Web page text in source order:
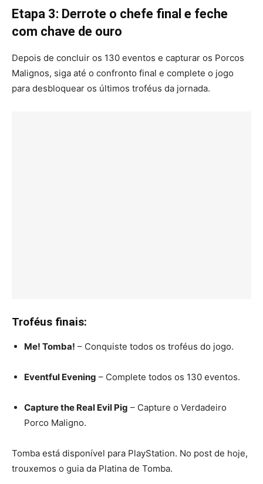
Etapa 3: Derrote o chefe final e feche
com chave de ouro
Depois de concluir os 130 eventos e capturar os Porcos
Malignos, siga até o confronto final e complete o jogo
para desbloquear os últimos troféus da jornada.
Troféus finais:
Me! Tomba! – Conquiste todos os troféus do jogo.
Eventful Evening – Complete todos os 130 eventos.
Capture the Real Evil Pig – Capture o Verdadeiro
Porco Maligno.
Tomba está disponível para PlayStation. No post de hoje,
trouxemos o guia da Platina de Tomba.